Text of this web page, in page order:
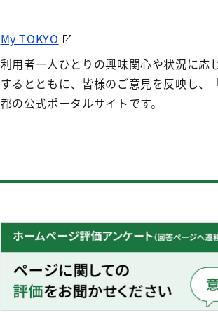
My TOKYO
利用者一人ひとりの興味関心や状況に応
するとともに、皆様のご意見を反映し、
都の公式ポータルサイトです。